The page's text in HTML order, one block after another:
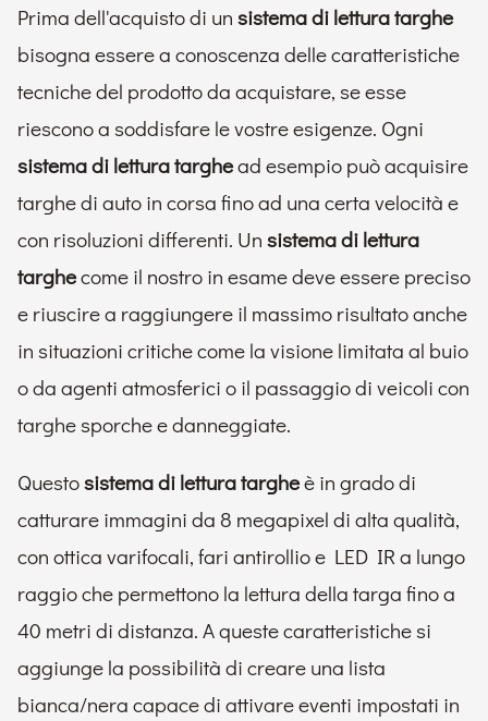
Prima dell'acquisto di un sistema di lettura targhe
bisogna essere a conoscenza delle caratteristiche
tecniche del prodotto da acquistare, se esse
riescono a soddisfare le vostre esigenze. Ogni
sistema di lettura targhead esempio può acquisire
targhe di auto in corsa fino ad una certa velocità e
con risoluzioni differenti. Un sistema di lettura
targhecome il nostro in esame deve essere preciso
e riuscire a raggiungere il massimo risultato anche
in situazioni critiche come la visione limitata al buio
o da agenti atmosferici o il passaggio di veicoli con
targhe sporche e danneggiate.
Questosistema di lettura targheè in grado di
catturare immagini da 8 megapixel di alta qualità,
con ottica varifocali, fari antirollio e LED IR a lungo
raggio che permettono la lettura della targa fino a
40 metri di distanza. A queste caratteristiche si
aggiunge la possibilità di creare una lista
bianca/nera capace di attivare eventi impostati in